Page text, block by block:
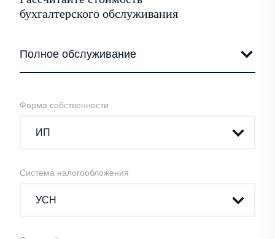
бухгалтерского обслуживания
Форма собственности
Система налогообложения